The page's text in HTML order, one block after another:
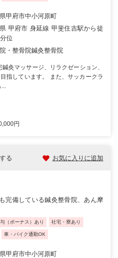
甲府市中小河原町
甲府市 身延線 甲斐住吉駅から徒
位
・整骨院鍼灸整骨院
灸マッサージ、リラクゼーション、
指しています。 また、サッカークラ
...
円
る お気に入りに追加
完備している鍼灸整骨院、あん摩
（ボーナス）あり 社宅・寮あり
車・バイク通勤OK
甲府市中小河原町